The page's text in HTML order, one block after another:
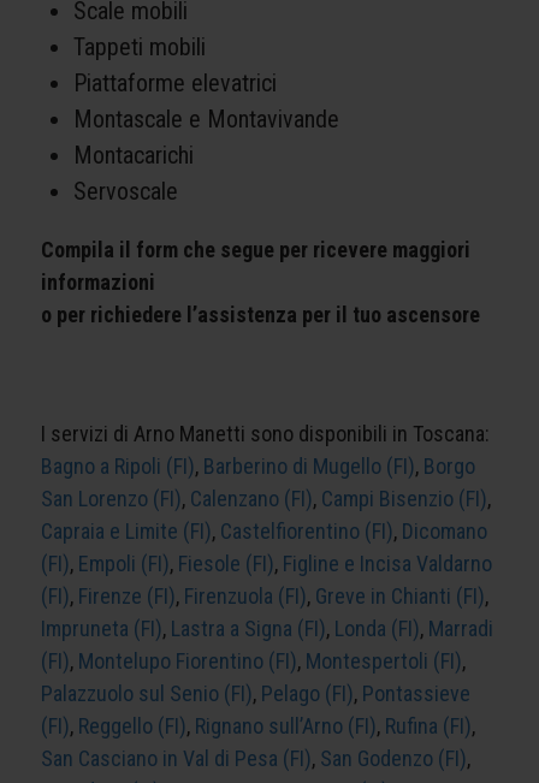
Scale mobili
Tappeti mobili
Piattaforme elevatrici
Montascale e Montavivande
Montacarichi
Servoscale
Compila il form che segue per ricevere maggiori
informazioni
o per richiedere l’assistenza per il tuo ascensore
I servizi di Arno Manetti sono disponibili in Toscana:
Bagno a Ripoli (FI), Barberino di Mugello (FI), Borgo
San Lorenzo (FI), Calenzano (FI), Campi Bisenzio (FI),
Capraia e Limite (FI), Castelfiorentino (FI), Dicomano
(FI), Empoli (FI), Fiesole (FI), Figline e Incisa Valdarno
(FI), Firenze (FI), Firenzuola (FI), Greve in Chianti (FI),
Impruneta (FI), Lastra a Signa (FI), Londa (FI), Marradi
(FI), Montelupo Fiorentino (FI), Montespertoli (FI),
Palazzuolo sul Senio (FI), Pelago (FI), Pontassieve
(FI), Reggello (FI), Rignano sull’Arno (FI), Rufina (FI),
San Casciano in Val di Pesa (FI), San Godenzo (FI),